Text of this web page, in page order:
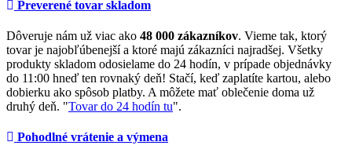
Preverené tovar skladom
Dôveruje nám už viac ako 48 000 zákazníkov. Vieme tak, ktorý
tovar je najobľúbenejší a ktoré majú zákazníci najradšej. Všetky
produkty skladom odosielame do 24 hodín, v prípade objednávky
do 11:00 hneď ten rovnaký deň! Stačí, keď zaplatíte kartou, alebo
dobierku ako spôsob platby. A môžete mať oblečenie doma už
druhý deň. "Tovar do 24 hodín tu".
Pohodlné vrátenie a výmena